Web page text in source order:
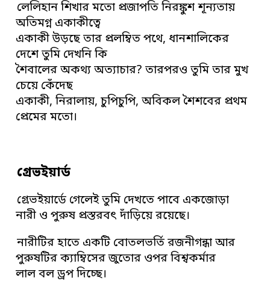
লেলিহান শিখার মতো প্রজাপতি নিরঙ্কুশ শূন্যতায়
অতিমগ্ন একাকীত্বে
একাকী উড়ছে তার প্রলম্বিত পথে, ধানশালিকের
দেশে তুমি দেখনি কি
শৈবালের অকথ্য অত্যাচার? তারপরও তুমি তার মুখ
চেয়ে কেঁদেছ
একাকী, নিরালায়, চুপিচুপি, অবিকল শৈশবের প্রথম
প্রেমের মতো।
গ্রেভইয়ার্ড
গ্রেভইয়ার্ডে গেলেই তুমি দেখতে পাবে একজোড়া
নারী ও পুরুষ প্রস্তরবৎ দাঁড়িয়ে রয়েছে।
নারীটির হাতে একটি বোতলভর্তি রজনীগন্ধা আর
পুরুষটির ক্যাম্বিসের জুতোর ওপর বিশ্বকর্মার
লাল বল ড্রপ দিচ্ছে।